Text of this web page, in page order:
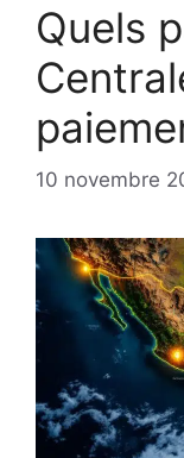
Quels
10 novembre